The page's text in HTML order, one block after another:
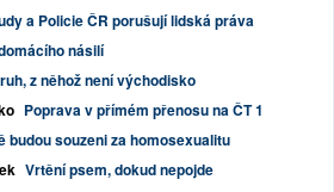
a Policie ČR porušují lidská práva
násilí
z něhož není východisko
Poprava v přímém přenosu na ČT 1
budou souzeni za homosexualitu
Vrtění psem, dokud nepojde